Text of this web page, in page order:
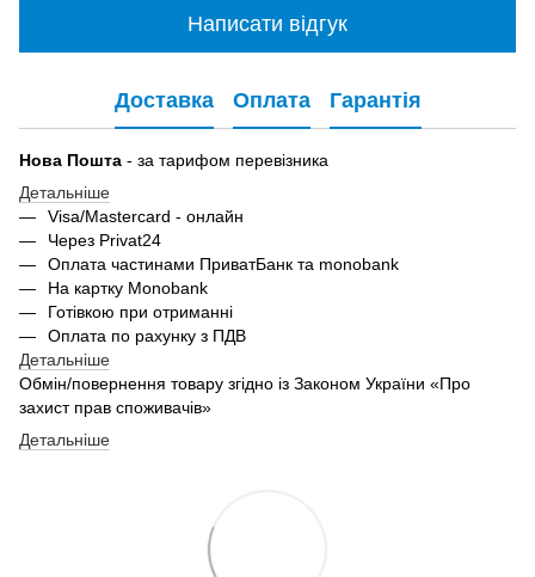
Написати відгук
Доставка Оплата Гарантія
Нова Пошта - за тарифом перевізника
Детальніше
Visa/Mastercard - онлайн
Через Privat24
Оплата частинами ПриватБанк та monobank
На картку Monobank
Готівкою при отриманні
Оплата по рахунку з ПДВ
Детальніше
Обмін/повернення товару згідно із Законом України «Про
захист прав споживачів»
Детальніше